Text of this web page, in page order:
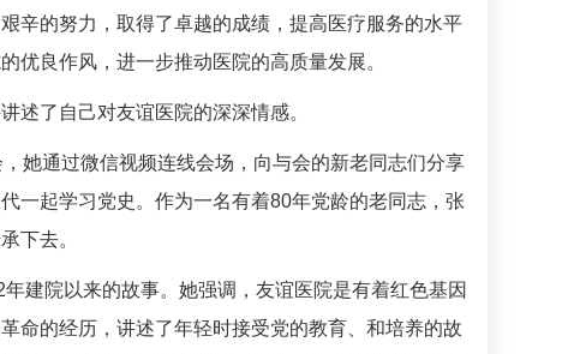
辛的努力，取得了卓越的成绩，提高医疗服务的水平
优良作风，进一步推动医院的高质量发展。
述了自己对友谊医院的深深情感。
她通过微信视频连线会场，向与会的新老同志们分享
一起学习党史。作为一名有着80年党龄的老同志，张
下去。
年建院以来的故事。她强调，友谊医院是有着红色基因
命的经历，讲述了年轻时接受党的教育、和培养的故